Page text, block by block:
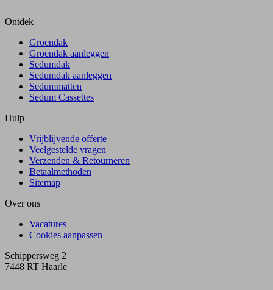
Ontdek
Groendak
Groendak aanleggen
Sedumdak
Sedumdak aanleggen
Sedummatten
Sedum Cassettes
Hulp
Vrijblijvende offerte
Veelgestelde vragen
Verzenden & Retourneren
Betaalmethoden
Sitemap
Over ons
Vacatures
Cookies aanpassen
Schippersweg 2
7448 RT Haarle